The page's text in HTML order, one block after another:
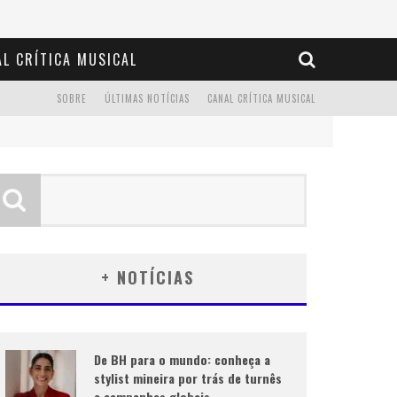
CRÍTICA MUSICAL
CANAL CRÍTICA MUSICAL
ÚLTIMAS NOTÍCIAS
SOBRE
+ NOTÍCIAS
De BH para o mundo: conheça a
stylist mineira por trás de turnês